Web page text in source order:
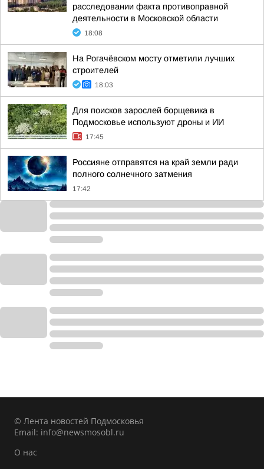
расследовании факта противоправной
деятельности в Московской области
18:08
На Рогачёвском мосту отметили лучших
строителей
18:03
Для поисков зарослей борщевика в
Подмосковье используют дроны и ИИ
17:45
Россияне отправятся на край земли ради
полного солнечного затмения
17:42
© Лента новостей Подмосковья
Email: info@newsmosobl.ru
О нас